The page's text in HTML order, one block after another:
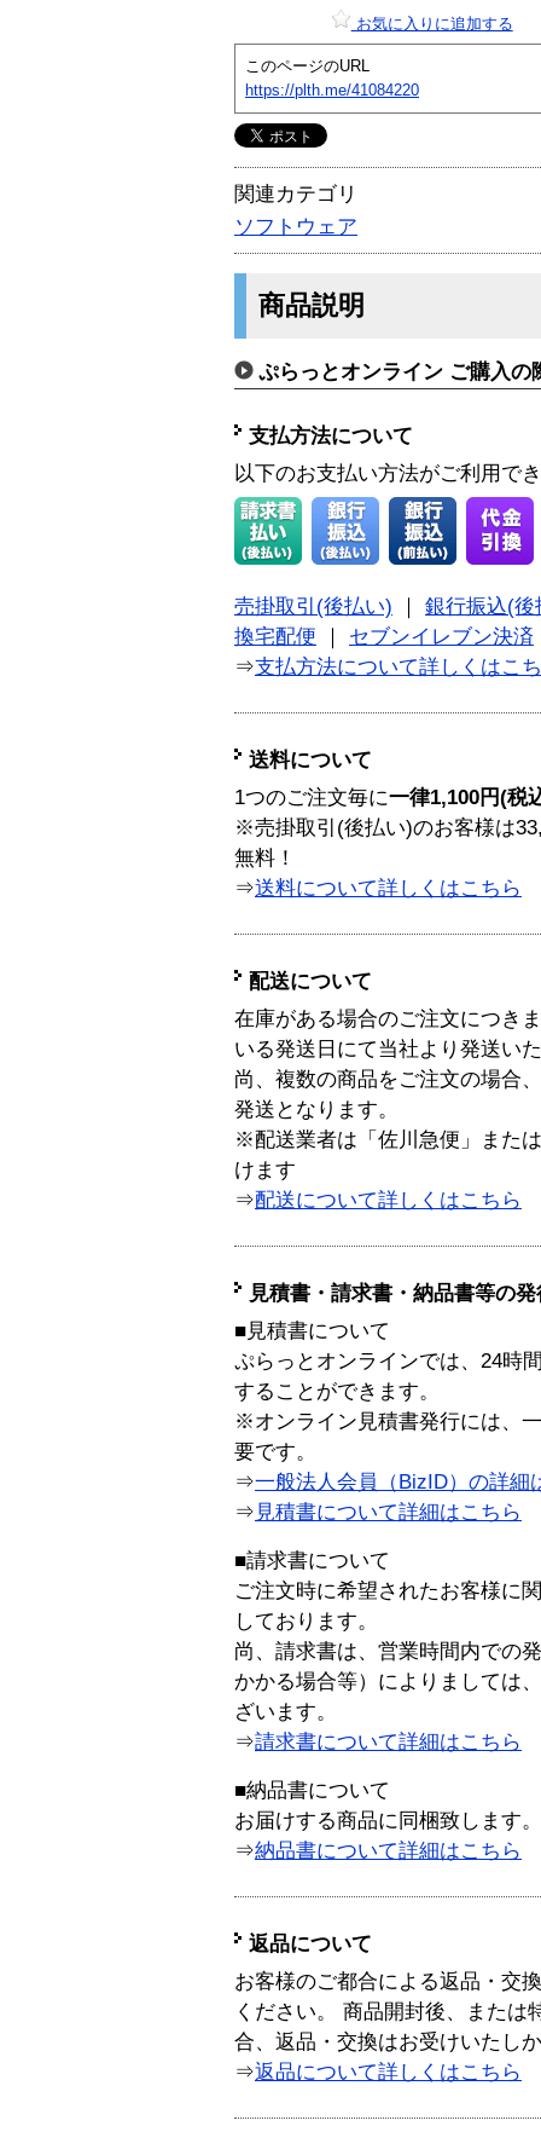
お気に入りに追加する
このページのURL
https://plth.me/41084220
関連カテゴリ
ソフトウェア
商品説明
ぷらっとオンライン ご購入の
支払方法について
以下のお支払い方法がご利用で
売掛取引(後払い)
銀行振込(後
換宅配便
セブンイレブン決済
⇒支払方法について詳しくはこ
送料について
1つのご注文毎に一律1,100円(税
※売掛取引(後払い)のお客様は
無料！
⇒送料について詳しくはこちら
配送について
在庫がある場合のご注文につき
いる発送日にて当社より発送い
尚、複数の商品をご注文の場合
発送となります。
※配送業者は「佐川急便」また
けます
⇒配送について詳しくはこちら
見積書・請求書・納品書等の
■見積書について
ぷらっとオンラインでは、24時
することができます。
※オンライン見積書発行には、
要です。
⇒一般法人会員（BizID）の詳細
⇒ 見積書について詳細はこちら
■請求書について
ご注文時に希望されたお客様に
しております。
尚、請求書は、営業時間内での
かかる場合等）によりましては
ざいます。
⇒請求書について詳細はこちら
■納品書について
お届けする商品に同梱致します。
⇒納品書について詳細はこちら
返品について
お客様のご都合による返品・交
ください。 商品開封後、または
合、返品・交換はお受けいたし
⇒返品について詳しくはこちら